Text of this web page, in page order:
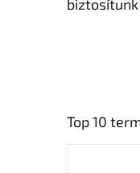
biztosítunk
Top 10